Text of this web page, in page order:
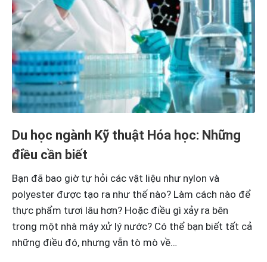
Du học ngành Kỹ thuật Hóa học: Những
điều cần biết
Bạn đã bao giờ tự hỏi các vật liệu như nylon và
polyester được tạo ra như thế nào? Làm cách nào để
thực phẩm tươi lâu hơn? Hoặc điều gì xảy ra bên
trong một nhà máy xử lý nước? Có thể bạn biết tất cả
những điều đó, nhưng vẫn tò mò về…